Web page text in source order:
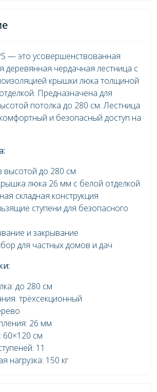
— это усовершенствованная
деревянная чердачная лестница с
крышки люка толщиной
Предназначена для
потолка до 280 см. Лестница
и безопасный доступ на
высотой до 280 см
люка 26 мм с белой отделкой
складная конструкция
ступени для безопасного
и закрывание
для частных домов и дач
до 280 см
трёхсекционный
26 мм
60×120 см
11
нагрузка: 150 кг